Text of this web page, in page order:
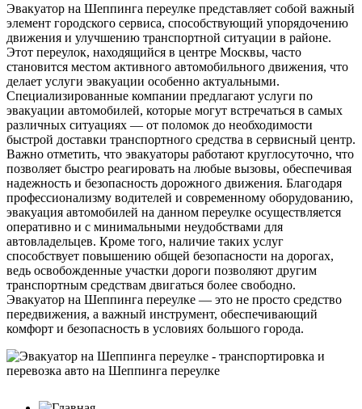
Эвакуатор на Шеппинга переулке представляет собой важный
элемент городского сервиса, способствующий упорядочению
движения и улучшению транспортной ситуации в районе.
Этот переулок, находящийся в центре Москвы, часто
становится местом активного автомобильного движения, что
делает услуги эвакуации особенно актуальными.
Специализированные компании предлагают услуги по
эвакуации автомобилей, которые могут встречаться в самых
различных ситуациях — от поломок до необходимости
быстрой доставки транспортного средства в сервисный центр.
Важно отметить, что эвакуаторы работают круглосуточно, что
позволяет быстро реагировать на любые вызовы, обеспечивая
надежность и безопасность дорожного движения. Благодаря
профессионализму водителей и современному оборудованию,
эвакуация автомобилей на данном переулке осуществляется
оперативно и с минимальными неудобствами для
автовладельцев. Кроме того, наличие таких услуг
способствует повышению общей безопасности на дорогах,
ведь освобожденные участки дороги позволяют другим
транспортным средствам двигаться более свободно.
Эвакуатор на Шеппинга переулке — это не просто средство
передвижения, а важный инструмент, обеспечивающий
комфорт и безопасность в условиях большого города.